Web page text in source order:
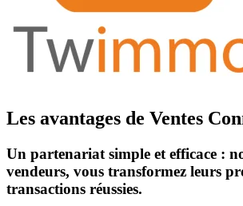
Les avantages de Ventes
Un partenariat simple et efficace :
vendeurs, vous transformez leurs
transactions réussies.